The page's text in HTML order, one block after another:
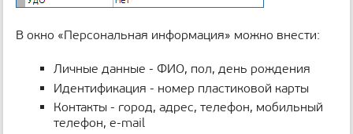
В окно «Персональная информация» можно внести:
Личные данные - ФИО, пол, день рождения
Идентификация - номер пластиковой карты
Контакты - город, адрес, телефон, мобильный
телефон, e-mail